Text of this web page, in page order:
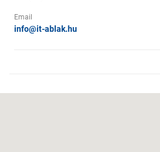
Email
info@it-ablak.hu